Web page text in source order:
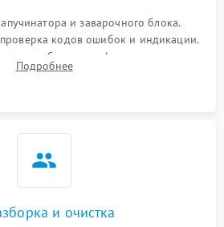
и заварочного блока.
кодов ошибок и индикации.
термоблока и кофемолки на слух.
и давления воды для выявления
Подробнее
и очистка